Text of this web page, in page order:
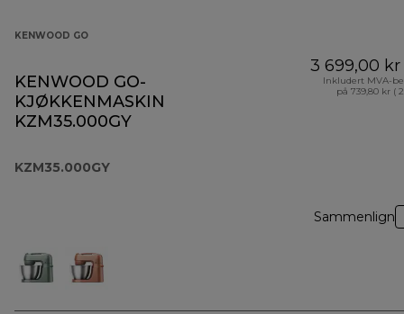
KENWOOD GO
KENWOOD GO-
KJØKKENMASKIN
KZM35.000GY
KZM35.000GY
3 699,00 kr
Inkludert MVA-
på 739,80 kr (
Sammenlign